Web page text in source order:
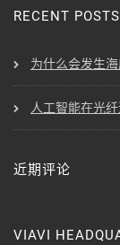
RECENT POSTS
为什么会发生
人工智能在光
近期评论
VIAVI